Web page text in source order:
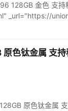
128GB 金色 支
_url="https://
色钛金属 支
原色钛金属